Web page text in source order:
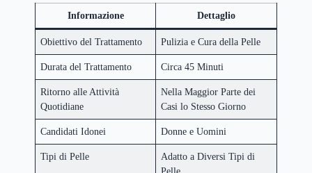
Informazione Dettaglio
Obiettivo del Trattamento Pulizia e Cura della Pelle
Durata del Trattamento Circa 45 Minuti
Ritorno alle Attività
Quotidiane
Nella Maggior Parte dei
Casi lo Stesso Giorno
Candidati Idonei Donne e Uomini
Tipi di Pelle
Adatto a Diversi Tipi di
Pelle